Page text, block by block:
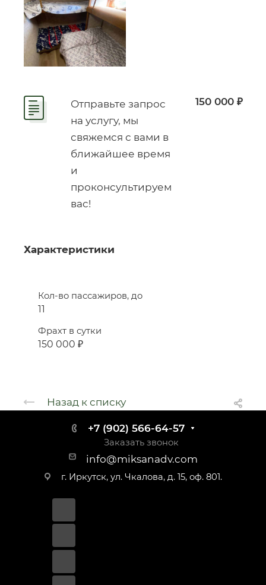
Отправьте запрос
на услугу, мы
свяжемся с вами в
ближайшее время
и
проконсультируем
вас!
150 000 ₽
Характеристики
Кол-во пассажиров, до
11
Фрахт в сутки
150 000 ₽
Назад к списку
+7 (902) 566-64-57
Заказать звонок
info@miksanadv.com
г. Иркутск, ул. Чкалова, д. 15, оф. 801.